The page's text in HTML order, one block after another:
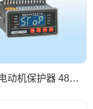
RKMD电动机保护器 48一体式